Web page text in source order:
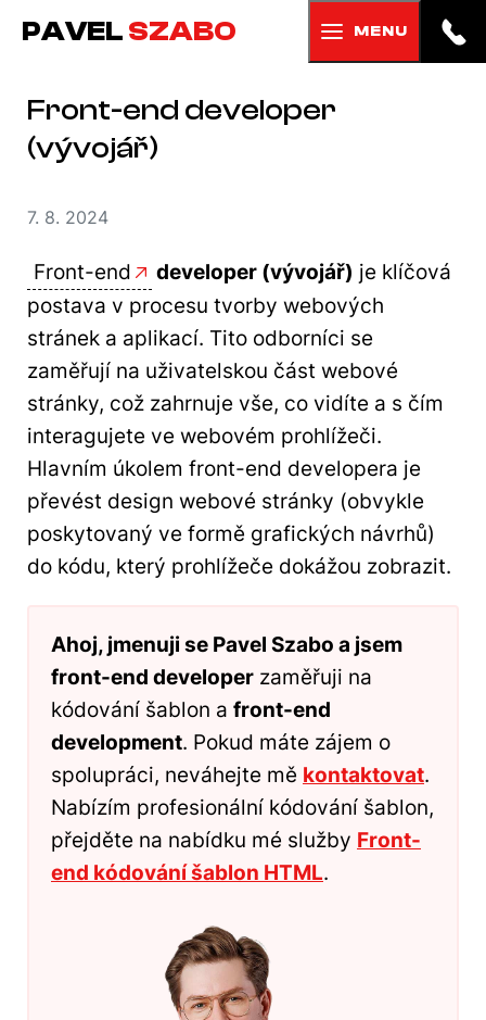
PAVEL SZABO MENU
Front-end developer
(vývojář)
7. 8. 2024
Front-end developer (vývojář) je klíčová
postava v procesu tvorby webových
stránek a aplikací. Tito odborníci se
zaměřují na uživatelskou část webové
stránky, což zahrnuje vše, co vidíte a s čím
interagujete ve webovém prohlížeči.
Hlavním úkolem front-end developera je
převést design webové stránky (obvykle
poskytovaný ve formě grafických návrhů)
do kódu, který prohlížeče dokážou zobrazit.
Ahoj, jmenuji se Pavel Szabo a jsem
front-end developer zaměřuji na
kódování šablon a front-end
development. Pokud máte zájem o
spolupráci, neváhejte mě kontaktovat.
Nabízím profesionální kódování šablon,
přejděte na nabídku mé služby Front-
end kódování šablon HTML.